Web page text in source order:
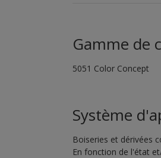
Gamme de
5051 Color Concept
Système
Boiseries et dérivées
En fonction de l'état